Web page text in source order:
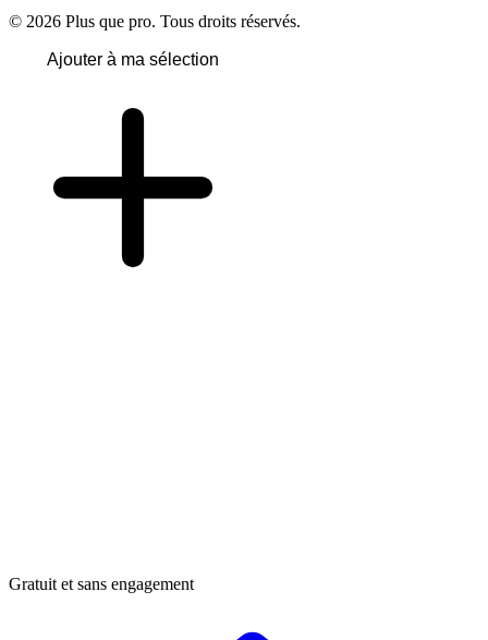
© 2026 Plus que pro. Tous droits réservés.
Ajouter à ma sélection
Gratuit et sans engagement